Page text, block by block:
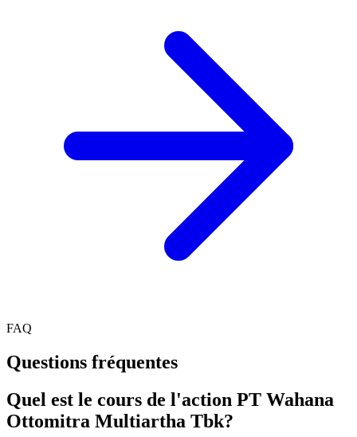
FAQ
Questions fréquentes
Quel est le cours de l'action PT Wahana
Ottomitra Multiartha Tbk?